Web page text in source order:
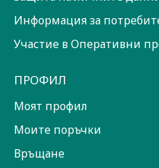
Информация за
Участие в Оперативни
ПРОФИЛ
Моят профил
Моите поръчки
Връщане